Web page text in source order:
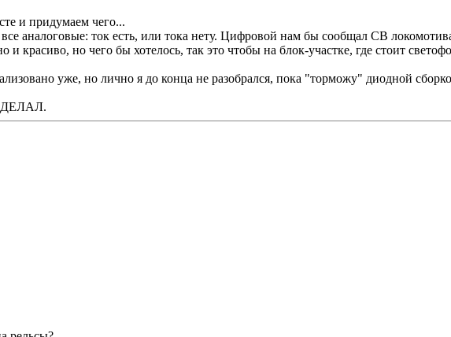
и придумаем чего...
аналоговые: ток есть, или тока нету. Цифровой нам бы сообщал СВ
красиво, но чего бы хотелось, так это чтобы на блок-участке, где стоит
уже, но лично я до конца не разобрался, пока "торможу" диодной